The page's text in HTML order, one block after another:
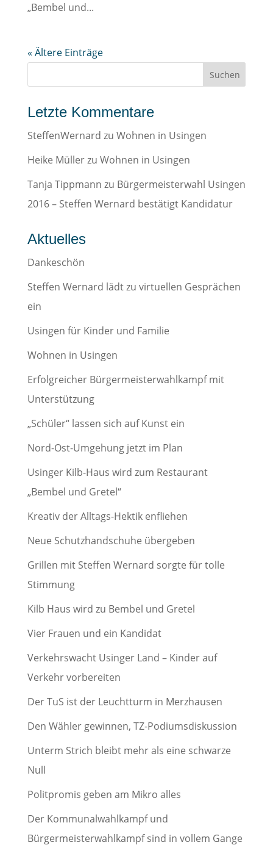
„Bembel und...
« Ältere Einträge
Letzte Kommentare
SteffenWernard zu Wohnen in Usingen
Heike Müllerzu Wohnen in Usingen
Tanja Tippmann zu Bürgermeisterwahl Usingen
2016 – Steffen Wernard bestätigt Kandidatur
Aktuelles
Dankeschön
Steffen Wernard lädt zu virtuellen Gesprächen
ein
Usingen für Kinder und Familie
Wohnen in Usingen
Erfolgreicher Bürgermeisterwahlkampf mit
Unterstützung
„Schüler“ lassen sich auf Kunst ein
Nord-Ost-Umgehung jetzt im Plan
Usinger Kilb-Haus wird zum Restaurant
„Bembel und Gretel“
Kreativ der Alltags-Hektik enfliehen
Neue Schutzhandschuhe übergeben
Grillen mit Steffen Wernard sorgte für tolle
Stimmung
Kilb Haus wird zu Bembel und Gretel
Vier Frauen und ein Kandidat
Verkehrswacht Usinger Land – Kinder auf
Verkehr vorbereiten
Der TuS ist der Leuchtturm in Merzhausen
Den Wähler gewinnen, TZ-Podiumsdiskussion
Unterm Strich bleibt mehr als eine schwarze
Null
Politpromis geben am Mikro alles
Der Kommunalwahlkampf und
Bürgermeisterwahlkampf sind in vollem Gange